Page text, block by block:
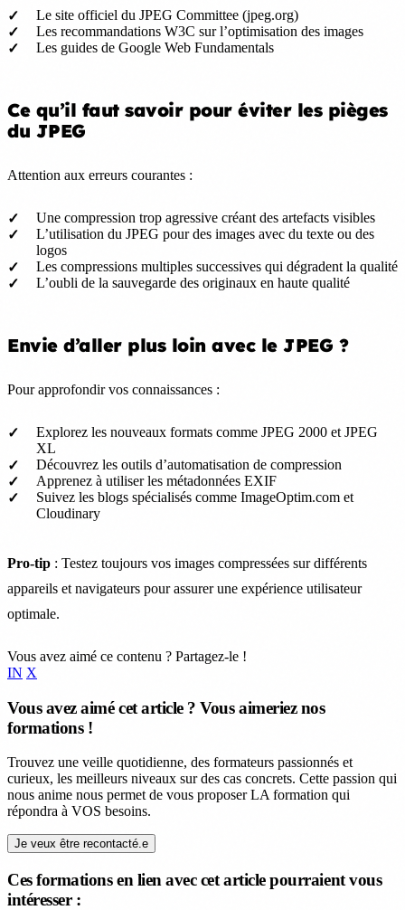
Le site officiel du JPEG Committee (jpeg.org)
Les recommandations W3C sur l’optimisation des images
Les guides de Google Web Fundamentals
Ce qu’il faut savoir pour éviter les pièges
du JPEG
Attention aux erreurs courantes :
Une compression trop agressive créant des artefacts visibles
L’utilisation du JPEG pour des images avec du texte ou des
logos
Les compressions multiples successives qui dégradent la qualité
L’oubli de la sauvegarde des originaux en haute qualité
Envie d’aller plus loin avec le JPEG ?
Pour approfondir vos connaissances :
Explorez les nouveaux formats comme JPEG 2000 et JPEG
XL
Découvrez les outils d’automatisation de compression
Apprenez à utiliser les métadonnées EXIF
Suivez les blogs spécialisés comme ImageOptim.com et
Cloudinary
Pro-tip : Testez toujours vos images compressées sur différents
appareils et navigateurs pour assurer une expérience utilisateur
optimale.
Vous avez aimé ce contenu ? Partagez-le !
IN X
Vous avez aimé cet article ? Vous aimeriez nos
formations !
Trouvez une veille quotidienne, des formateurs passionnés et
curieux, les meilleurs niveaux sur des cas concrets. Cette passion qui
nous anime nous permet de vous proposer LA formation qui
répondra à VOS besoins.
Je veux être recontacté.e
Ces formations en lien avec cet article pourraient vous
intéresser :